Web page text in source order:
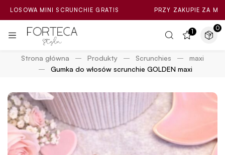
MINI SCRUNCHIE GRATIS PRZY ZAKUPIE ZA MIN. 100ZŁ
1 0
Strona główna Produkty Scrunchies
maxi
Gumka do włosów scrunchie GOLDEN maxi